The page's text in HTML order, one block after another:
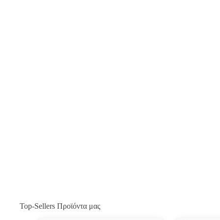
Top-Sellers Προϊόντα μας